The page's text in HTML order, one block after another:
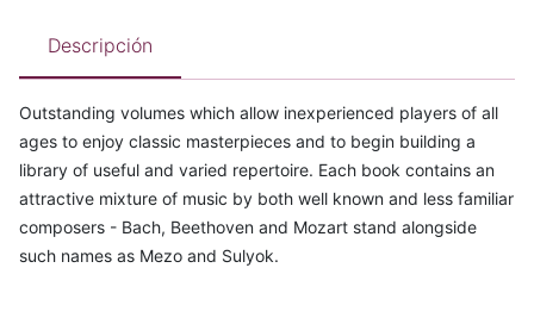
Descripción
Outstanding volumes which allow inexperienced players of all
ages to enjoy classic masterpieces and to begin building a
library of useful and varied repertoire. Each book contains an
attractive mixture of music by both well known and less familiar
composers - Bach, Beethoven and Mozart stand alongside
such names as Mezo and Sulyok.